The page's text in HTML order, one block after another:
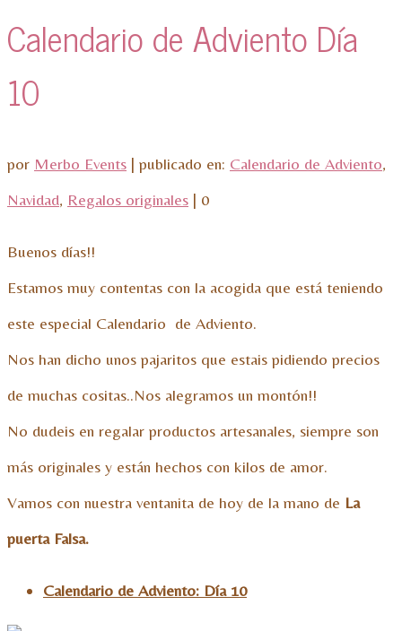
Calendario de Adviento Día
10
por Merbo Events | publicado en: Calendario de Adviento,
Navidad, Regalos originales | 0
Buenos días!!
Estamos muy contentas con la acogida que está teniendo
este especial Calendario de Adviento.
Nos han dicho unos pajaritos que estais pidiendo precios
de muchas cositas..Nos alegramos un montón!!
No dudeis en regalar productos artesanales, siempre son
más originales y están hechos con kilos de amor.
Vamos con nuestra ventanita de hoy de la mano de La
puerta Falsa.
Calendario de Adviento: Día 10